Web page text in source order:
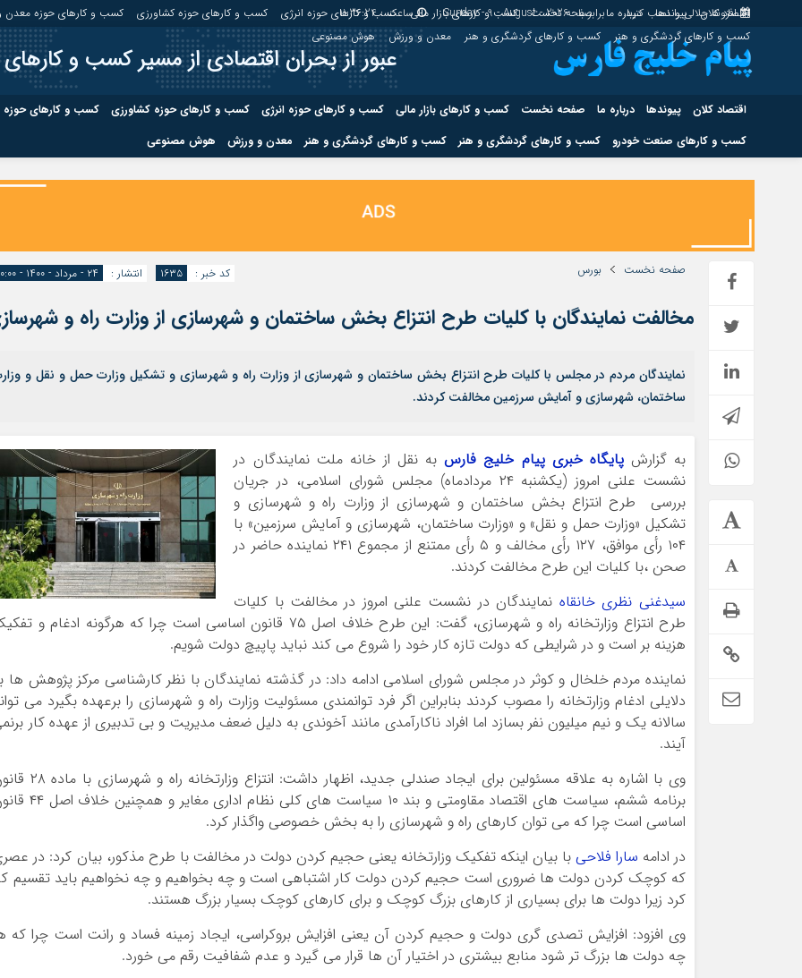
افزونه جلالی را نصب کنید. برابر با : Sunday - 9 - August - 2026 ساعت :11:36:25 اقتصاد کلان پیوندها درباره ما صفحه نخست کسب و کارهای بازار مالی کسب و کارهای حوزه انرژی کسب و کارهای حوزه کشاورزی کسب و کارهای حوزه معدن
کسب و کارهای گردشگری و هنر
کسب و کارهای گردشگری و هنر معدن و ورزش هوش مصنوعی
عبور از بحران اقتصادی از مسیر کسب و
اقتصاد کلان پیوندها درباره ما صفحه نخست کسب و کارهای بازار مالی کسب و کارهای حوزه انرژی کسب و کارهای حوزه کشاورزی
کسب و کارهای
کسب و کارهای صنعت خودرو
کسب و کارهای گردشگری و هنر کسب و کارهای گردشگری و هنر معدن و ورزش هوش مصنوعی
اقتصاد کلان پیوندها درباره ما صفحه
کسب و کارهای حوزه کشاورزی کسب و
کسب و
هوش مصنوعی
صفحه نخست بورس انتشار : ۲۴ - مرداد - ۱۴۰۰ - ۱۰:۰۰ کد خبر : ۱۶۳۵
مخالفت نمایندگان با کلیات طرح انتزاع بخش ساختمان و شهرسازی از وزارت راه و
نمایندگان مردم در مجلس با کلیات طرح انتزاع بخش ساختمان و شهرسازی از وزارت راه و شهرسازی و تشکیل وزارت حمل و نقل و
ساختمان، شهرسازی و آمایش سرزمین مخالفت کردند.
به گزارشپایگاه خبری پیام خلیج فارسبه نقل از خانه ملت نمایندگان در
نشست علنی امروز (یکشنبه ۲۴ مردادماه) مجلس شورای اسلامی، در جریان
بررسی طرح انتزاع بخش ساختمان و شهرسازی از وزارت راه و شهرسازی و
تشکیل «وزارت حمل و نقل» و «وزارت ساختمان، شهرسازی و آمایش سرزمین» با
۱۰۴ رأی موافق، ۱۲۷ رأی مخالف و ۵ رأی ممتنع از مجموع ۲۴۱ نماینده حاضر در
صحن ،با کلیات این طرح مخالفت کردند.
سیدغنی نظری خانقاه نمایندگان در نشست علنی امروز در مخالفت با کلیات
طرح انتزاع وزارتخانه راه و شهرسازی، گفت: این طرح خلاف اصل ۷۵ قانون اساسی است چرا که هرگونه ادغام و
هزینه بر است و در شرایطی که دولت تازه کار خود را شروع می کند نباید پاپیچ دولت شویم.
نماینده مردم خلخال و کوثر در مجلس شورای اسلامی ادامه داد: در گذشته نمایندگان با نظر کارشناسی مرکز پژوهش ها
دلایلی ادغام وزارتخانه را مصوب کردند بنابراین اگر فرد توانمندی مسئولیت وزارت راه و شهرسازی را برعهده بگیرد می
سالانه یک و نیم میلیون نفر بسازد اما افراد ناکارآمدی مانند آخوندی به دلیل ضعف مدیریت و بی تدبیری از عهده کار
آیند.
وی با اشاره به علاقه مسئولین برای ایجاد صندلی جدید، اظهار داشت: انتزاع
برنامه ششم، سیاست های اقتصاد مقاومتی و بند ۱۰ سیاست های کلی نظام اداری
اساسی است چرا که می توان کارهای راه و شهرسازی را به بخش خصوصی واگذار کرد.
در ادامه سارا فلاحی با بیان اینکه تفکیک وزارتخانه یعنی حجیم کردن دولت در مخالفت با طرح مذکور، بیان کرد: در
که کوچک کردن دولت ها ضروری است حجیم کردن دولت کار اشتباهی است و چه بخواهیم و چه نخواهیم باید تقسیم
کرد زیرا دولت ها برای بسیاری از کارهای بزرگ کوچک و برای کارهای کوچک بسیار بزرگ هستند.
وی افزود: افزایش تصدی گری دولت و حجیم کردن آن یعنی افزایش بروکراسی، ایجاد زمینه فساد و رانت است چرا که
چه دولت ها بزرگ تر شود منابع بیشتری در اختیار آن ها قرار می گیرد و عدم شفافیت رقم می خورد.